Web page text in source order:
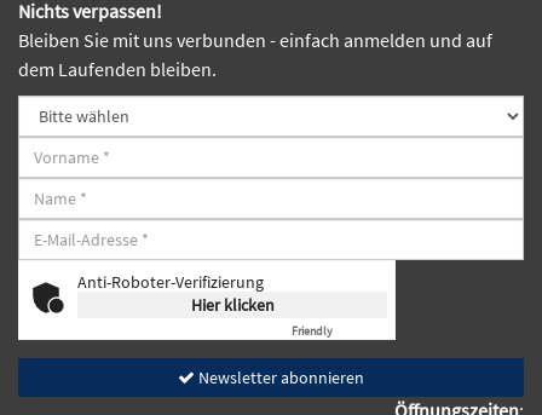
Nichts verpassen!
Bleiben Sie mit uns verbunden - einfach anmelden und auf
dem Laufenden bleiben.
Anti-Roboter-Verifizierung
Hier klicken
Friendly
Newsletter abonnieren
Öffnungszeiten: